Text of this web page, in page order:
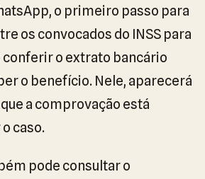
o primeiro passo para
os convocados do INSS para
conferir o extrato bancário
o benefício. Nele, aparecerá
a comprovação está
caso.
pode consultar o